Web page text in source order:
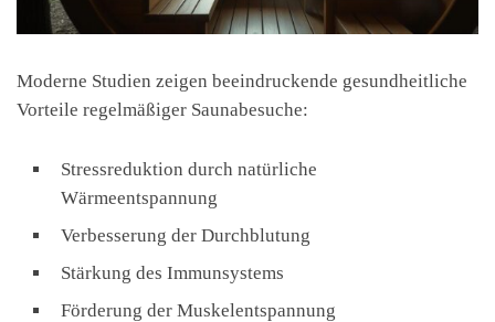
Moderne Studien zeigen beeindruckende gesundheitliche
Vorteile regelmäßiger Saunabesuche:
Stressreduktion durch natürliche
Wärmeentspannung
Verbesserung der Durchblutung
Stärkung des Immunsystems
Förderung der Muskelentspannung